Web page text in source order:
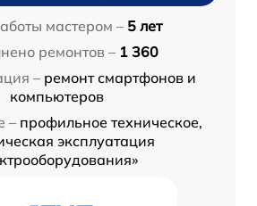
мастером – 5 лет
ремонтов – 1 360
– ремонт смартфонов и
компьютеров
– профильное техническое,
эксплуатация